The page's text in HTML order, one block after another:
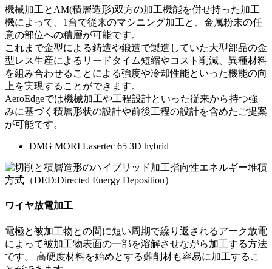
機械加工とAM(積層造形)双方の加工機能を併せ持った加工
機によって、1台で従来のマシニング加工と、金属粉末の任
意の部位への積層が可能です。
これまで金型による鋳造や鍛造で製造していた大型部品の金
型レス生産によるリードタイム短縮やコスト削減、異種材料
を組み合わせることによる強度や冷却性能といった機能の向
上を実現することができます。
AeroEdgeでは機械加工や工程設計といった従来から持つ強
みに基づく積層形状の設計や前後工程の設計を含めたご提案
が可能です。
DMG MORI Lasertec 65 3D hybrid
ワイヤ放電加工
電極と被加工物との間に短い周期で繰り返されるアーク放電
によって被加工物表面の一部を溶解させながら加工する方法
です。 高硬度材料を始めとする難削材も容易に加工するこ